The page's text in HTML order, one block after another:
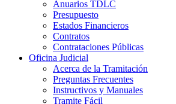
Anuarios TDLC
Presupuesto
Estados Financieros
Contratos
Contrataciones Públicas
Oficina Judicial
Acerca de la Tramitación
Preguntas Frecuentes
Instructivos y Manuales
Tramite Fácil